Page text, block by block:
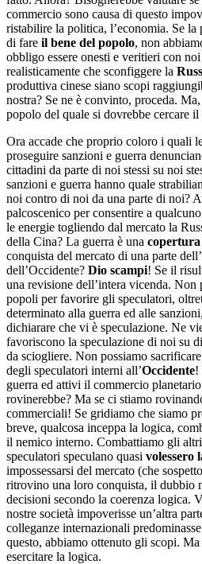
commercio sono causa di questo
ristabilire la politica, l’economia. Se la
di fare il bene del popolo, non
obbligo essere onesti e veritieri con
realisticamente che sconfiggere la
produttiva cinese siano scopi
nostra? Se ne è convinto, proceda.
popolo del quale si dovrebbe cercare il
Ora accade che proprio coloro i quali
proseguire sanzioni e guerra
cittadini da parte di noi stessi su noi
sanzioni e guerra hanno quale
noi contro di noi da una parte di noi?
palcoscenico per consentire a
le energie togliendo dal mercato la
della Cina? La guerra è una
conquista del mercato di una parte
dell’Occidente? Dio scampi! Se il
una revisione dell’intera vicenda. Non
popoli per favorire gli speculatori,
determinato alla guerra ed alle
dichiarare che vi è speculazione. Ne
favoriscono la speculazione di noi su
da sciogliere. Non possiamo
degli speculatori interni all’Occidente!
guerra ed attivi il commercio
rovinerebbe? Ma se ci stiamo
commerciali! Se gridiamo che siamo
breve, qualcosa inceppa la logica,
il nemico interno. Combattiamo gli
speculatori speculano quasi volessero
impossessarsi del mercato (che
ritrovino una loro conquista, il dubbio
decisioni secondo la coerenza logica.
nostre società impoverisse un’altra
colleganze internazionali
questo, abbiamo ottenuto gli scopi.
esercitare la logica.